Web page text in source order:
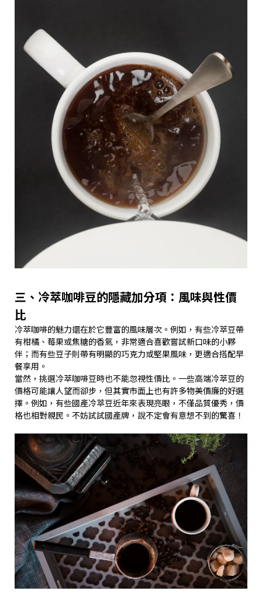
三、冷萃咖啡豆的隱藏加分項：風味與性價
比
冷萃咖啡的魅力還在於它豐富的風味層次。例如，有些冷萃豆帶
有柑橘、莓果或焦糖的香氣，非常適合喜歡嘗試新口味的小夥
伴；而有些豆子則帶有明顯的巧克力或堅果風味，更適合搭配早
餐享用。
當然，挑選冷萃咖啡豆時也不能忽視性價比。一些高端冷萃豆的
價格可能讓人望而卻步，但其實市面上也有許多物美價廉的好選
擇。例如，有些國產冷萃豆近年來表現亮眼，不僅品質優秀，價
格也相對親民。不妨試試國產牌，說不定會有意想不到的驚喜！